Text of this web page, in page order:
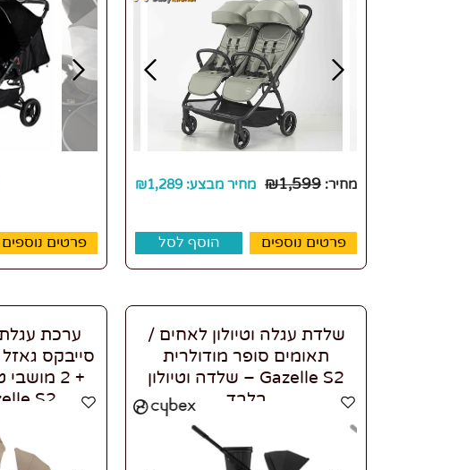
מחיר: ₪1,599 מחיר מבצע: ₪1,289
פרטים נוספים הוסף לסל פרטים נוספים
שלדת עגלה וטיולון לאחים /
תאומים סופר מודולרית
Gazelle S2 – שלדה וטיולון
בלבד
ערכת
+ 2
S2